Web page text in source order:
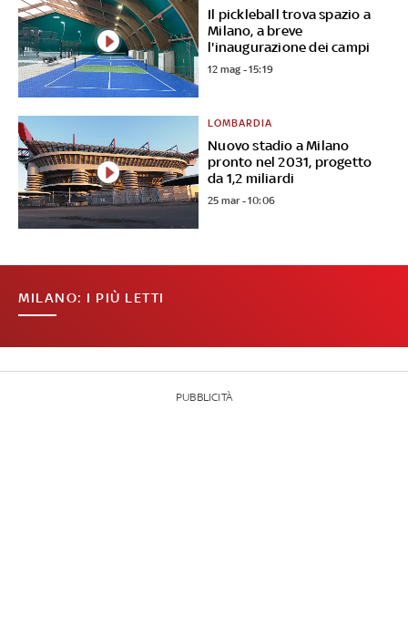
Il pickleball trova spazio a
Milano, a breve
l'inaugurazione dei campi
12 mag - 15:19
Nuovo stadio a Milano
pronto nel 2031, progetto
da 1,2 miliardi
LOMBARDIA
25 mar - 10:06
MILANO: I PIÙ LETTI
PUBBLICITÀ